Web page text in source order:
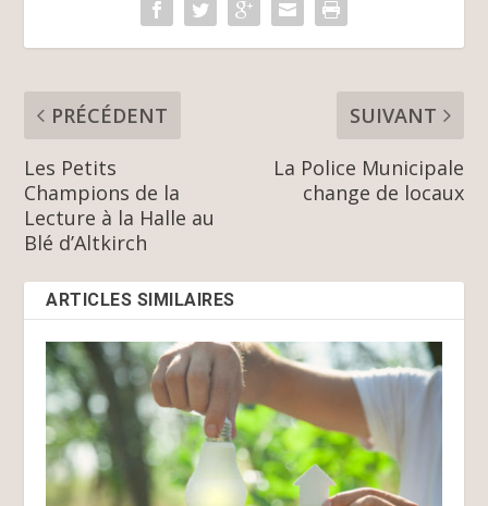
PRÉCÉDENT
Les Petits
Champions de la
Lecture à la Halle au
Blé d’Altkirch
SUIVANT
La Police Municipale
change de locaux
ARTICLES SIMILAIRES